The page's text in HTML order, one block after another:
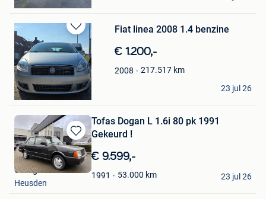
Quevy-Le-Petit
Bewaren
in
Mijn
Favorieten
Fiat linea 2008 1.4 benzine
€ 1.200,-
2008 217.517 km
Krystian
Lendelede
23 jul 26
Bewaren
in
Mijn
Favorieten
Tofas Dogan L 1.6i 80 pk 1991
Gekeurd !
€ 9.599,-
1991 53.000 km
Garage Temur
Heusden
23 jul 26